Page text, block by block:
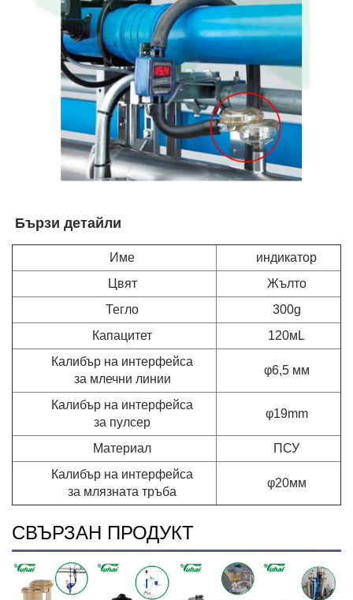
Бързи детайли
Име
индикатор
Цвят
Жълто
Тегло
300g
Капацитет
120мL
Калибър на интерфейса
за млечни линии
φ6,5 мм
Калибър на интерфейса
за пулсер
φ19mm
Материал
ПСУ
Калибър на интерфейса
за млязната тръба
φ20мм
СВЪРЗАН ПРОДУКТ